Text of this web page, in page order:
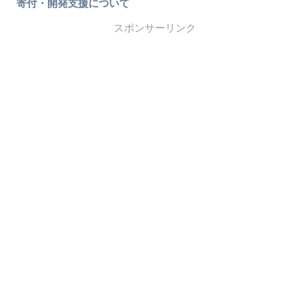
寄付・開発支援について
スポンサーリンク